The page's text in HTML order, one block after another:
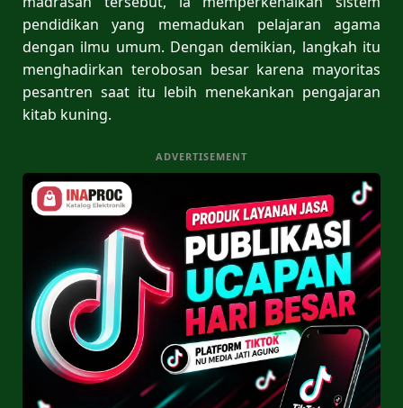
pendidikan yang memadukan pelajaran agama
dengan ilmu umum. Dengan demikian, langkah itu
menghadirkan terobosan besar karena mayoritas
pesantren saat itu lebih menekankan pengajaran
kitab kuning.
ADVERTISEMENT